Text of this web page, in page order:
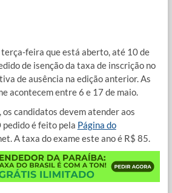
feira que está aberto, até 10 de
de isenção da taxa de inscrição no
de ausência na edição anterior. As
acontecem entre 6 e 17 de maio.
os candidatos devem atender aos
é feito pela Página do
A taxa do exame este ano é R$ 85.